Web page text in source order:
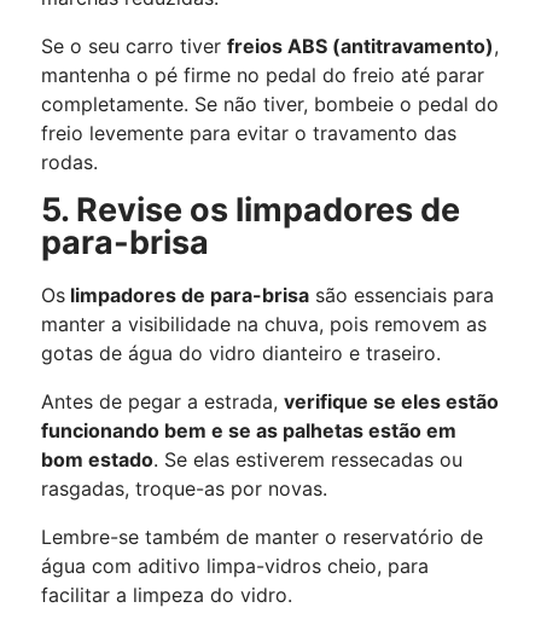
Se o seu carro tiver freios ABS (antitravamento),
mantenha o pé firme no pedal do freio até parar
completamente. Se não tiver, bombeie o pedal do
freio levemente para evitar o travamento das
rodas.
5. Revise os limpadores de
para-brisa
Oslimpadores de para-brisasão essenciais para
manter a visibilidade na chuva, pois removem as
gotas de água do vidro dianteiro e traseiro.
Antes de pegar a estrada, verifique se eles estão
funcionando bem e se as palhetas estão em
bom estado. Se elas estiverem ressecadas ou
rasgadas, troque-as por novas.
Lembre-se também de manter o reservatório de
água com aditivo limpa-vidros cheio, para
facilitar a limpeza do vidro.